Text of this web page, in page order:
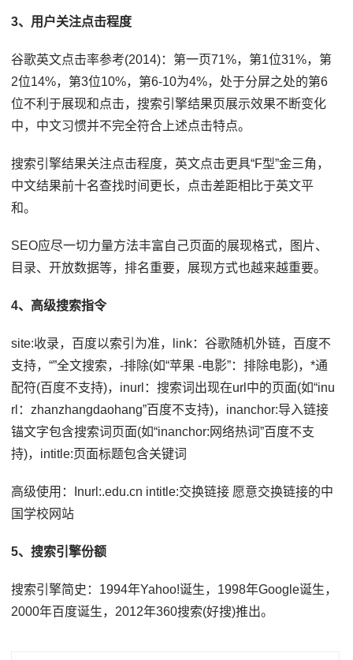
3、用户关注点击程度
谷歌英文点击率参考(2014)：第一页71%，第1位31%，第
2位14%，第3位10%，第6-10为4%，处于分屏之处的第6
位不利于展现和点击，搜索引擎结果页展示效果不断变化
中，中文习惯并不完全符合上述点击特点。
搜索引擎结果关注点击程度，英文点击更具“F型”金三角，
中文结果前十名查找时间更长，点击差距相比于英文平
和。
SEO应尽一切力量方法丰富自己页面的展现格式，图片、
目录、开放数据等，排名重要，展现方式也越来越重要。
4、高级搜索指令
site:收录，百度以索引为准，link：谷歌随机外链，百度不
支持，“”全文搜索，-排除(如“苹果 -电影”：排除电影)，*通
配符(百度不支持)，inurl：搜索词出现在url中的页面(如“inu
rl：zhanzhangdaohang”百度不支持)，inanchor:导入链接
锚文字包含搜索词页面(如“inanchor:网络热词”百度不支
持)，intitle:页面标题包含关键词
高级使用：Inurl:.edu.cn intitle:交换链接 愿意交换链接的中
国学校网站
5、搜索引擎份额
搜索引擎简史：1994年Yahoo!诞生，1998年Google诞生，
2000年百度诞生，2012年360搜索(好搜)推出。